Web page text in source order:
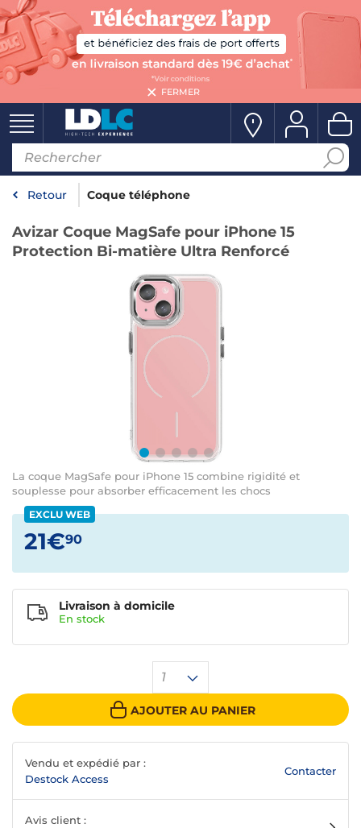
FERMER
Retour Coque téléphone
Avizar Coque MagSafe pour iPhone 15
Protection Bi-matière Ultra Renforcé
La coque MagSafe pour iPhone 15 combine rigidité et
souplesse pour absorber efficacement les chocs
EXCLU WEB
21€90
1
AJOUTER AU PANIER
Livraison à domicile
En stock
Vendu et expédié par :
Destock Access
Contacter
Avis client :